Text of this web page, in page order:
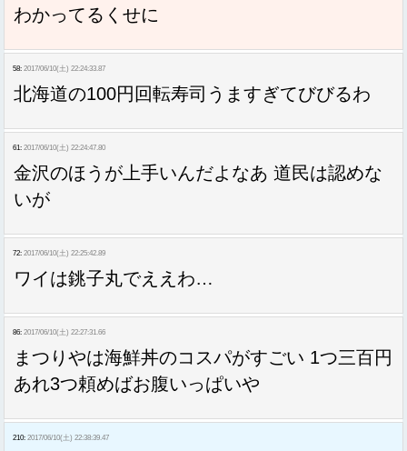
わかってるくせに
58: 2017/06/10(土) 22:24:33.87
北海道の100円回転寿司うますぎてびびるわ
61: 2017/06/10(土) 22:24:47.80
金沢のほうが上手いんだよなあ 道民は認めな
いが
72: 2017/06/10(土) 22:25:42.89
ワイは銚子丸でええわ…
86: 2017/06/10(土) 22:27:31.66
まつりやは海鮮丼のコスパがすごい 1つ三百円
あれ3つ頼めばお腹いっぱいや
210: 2017/06/10(土) 22:38:39.47